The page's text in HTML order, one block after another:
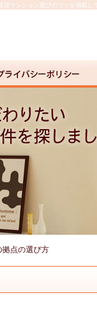
マンション選びのコツを掲載し
拠点の選び方